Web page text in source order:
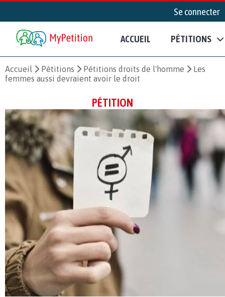
Se connecter
ACCUEIL PÉTITIONS
Accueil Pétitions Pétitions droits de l'homme
Les
femmes aussi devraient avoir le droit
PÉTITION